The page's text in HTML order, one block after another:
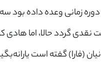
دوره زمانی وعده داده بود
نقدی گردد حالا، اما
(فارا) گفته است
موبایل خود را وارد کنید
ثبت شماره کد برای شما پیامک خواهد